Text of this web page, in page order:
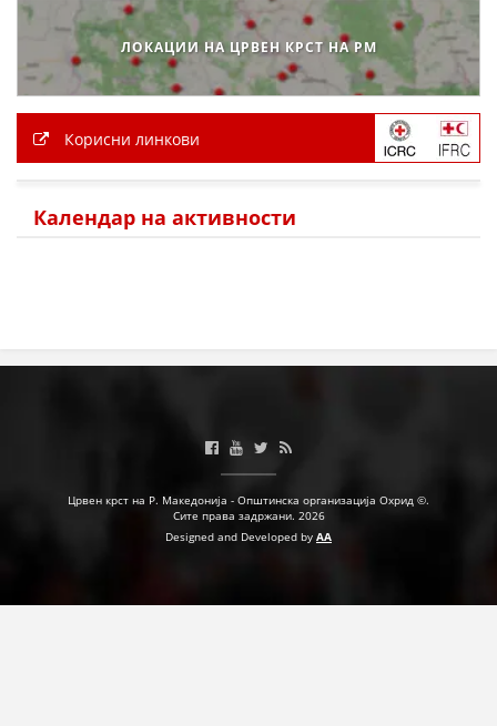
ЛОКАЦИИ НА ЦРВЕН КРСТ НА РМ
Корисни линкови
Календар на активности
Црвен крст на Р. Македонија - Општинска организација Охрид ©.
Сите права задржани. 2026
Designed and Developed by AA